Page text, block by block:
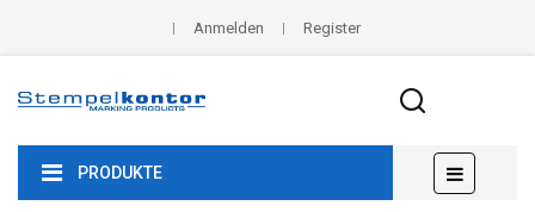
Anmelden Register
PRODUKTE
der
☰